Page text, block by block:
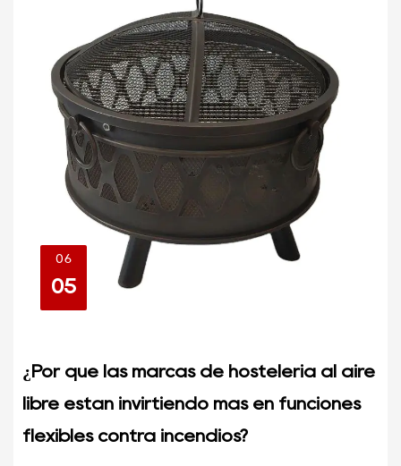
06
05
¿Por qué las marcas de hostelería al aire
libre están invirtiendo más en funciones
flexibles contra incendios?